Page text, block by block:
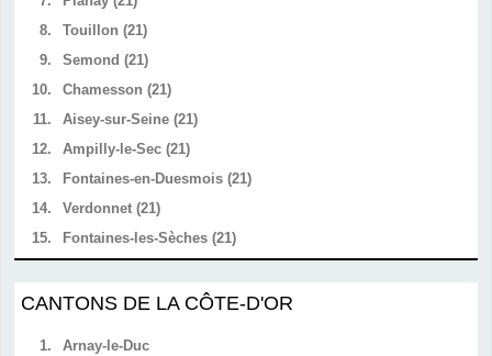
8.
Touillon (21)
9.
Semond (21)
10.
Chamesson (21)
11.
Aisey-sur-Seine (21)
12.
Ampilly-le-Sec (21)
13.
Fontaines-en-Duesmois (21)
14.
Verdonnet (21)
15.
Fontaines-les-Sèches (21)
CANTONS DE LA CÔTE-D'OR
1. Arnay-le-Duc